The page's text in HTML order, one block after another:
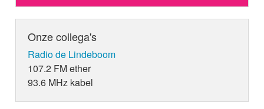
Onze collega's
Radio de Lindeboom
107.2 FM ether
93.6 MHz kabel